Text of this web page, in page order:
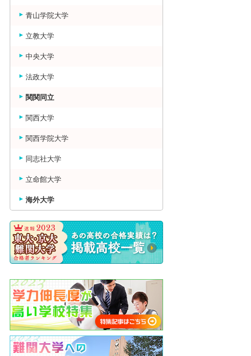
青山学院大学
立教大学
中央大学
法政大学
関関同立
関西大学
関西学院大学
同志社大学
立命館大学
海外大学